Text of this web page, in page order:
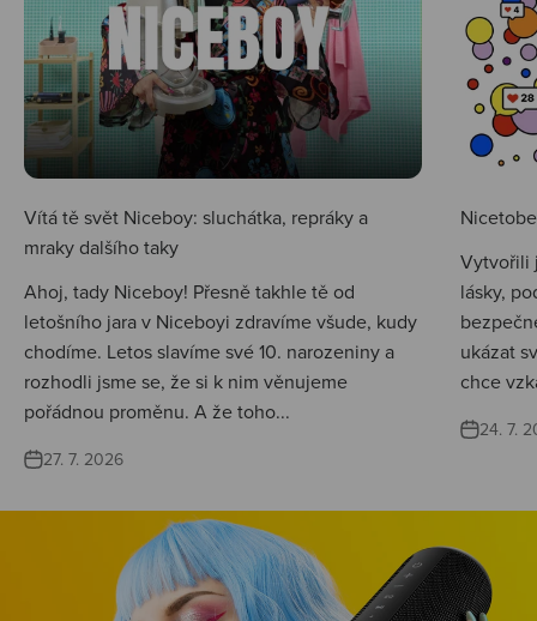
Vítá tě svět Niceboy: sluchátka, repráky a
mraky dalšího taky
Ahoj, tady Niceboy! Přesně takhle tě od
letošního jara v Niceboyi zdravíme všude, kudy
chodíme. Letos slavíme své 10. narozeniny a
rozhodli jsme se, že si k nim věnujeme
pořádnou proměnu. A že toho...
27. 7. 2026
Vytvořili
lásky,
ukázat
chce
24. 7.